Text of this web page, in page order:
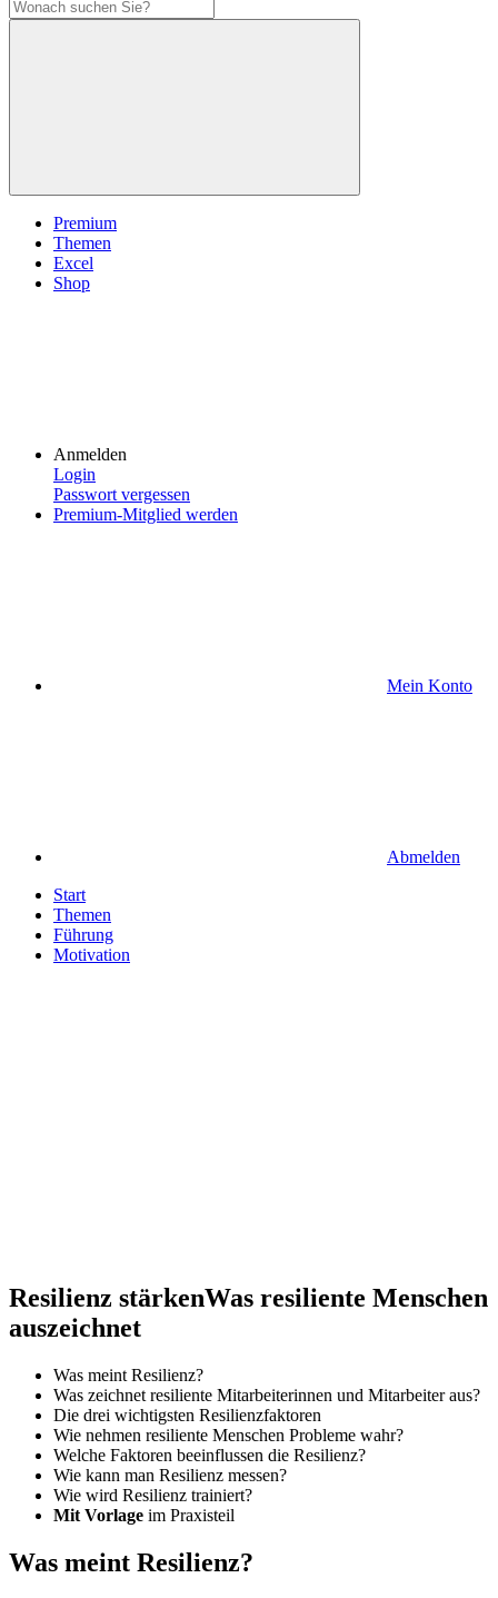
Premium
Themen
Excel
Shop
Anmelden
Login
Passwort vergessen
Premium-Mitglied werden
Mein Konto
Abmelden
Start
Themen
Führung
Motivation
Resilienz stärkenWas resiliente Menschen
auszeichnet
Was meint Resilienz?
Was zeichnet resiliente Mitarbeiterinnen und Mitarbeiter aus?
Die drei wichtigsten Resilienzfaktoren
Wie nehmen resiliente Menschen Probleme wahr?
Welche Faktoren beeinflussen die Resilienz?
Wie kann man Resilienz messen?
Wie wird Resilienz trainiert?
Mit Vorlage im Praxisteil
Was meint Resilienz?